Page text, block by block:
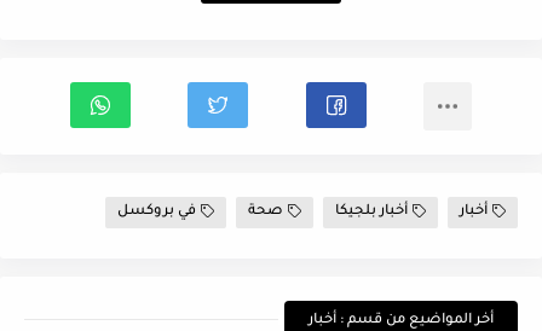
أخبار أخبار بلجيكا صحة في بروكسل
أخر المواضيع من قسم : أخبار